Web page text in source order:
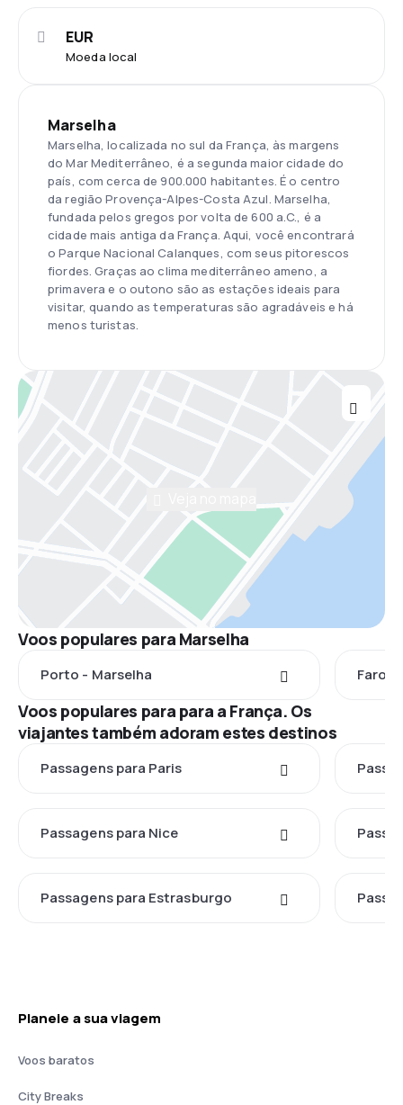
Moeda local
EUR
Marselha
Marselha, localizada no sul da França, às margens
do Mar Mediterrâneo, é a segunda maior cidade do
país, com cerca de 900.000 habitantes. É o centro
da região Provença-Alpes-Costa Azul. Marselha,
fundada pelos gregos por volta de 600 a.C., é a
cidade mais antiga da França. Aqui, você encontrará
o Parque Nacional Calanques, com seus pitorescos
fiordes. Graças ao clima mediterrâneo ameno, a
primavera e o outono são as estações ideais para
visitar, quando as temperaturas são agradáveis e há
menos turistas.
Voos populares para Marselha
Porto - Marselha Faro -
Voos populares para para a França. Os
viajantes também adoram estes destinos
Passagens para Paris
Passagens para Nice
Passagens para Estrasburgo
Planeie a sua viagem
Voos baratos
City Breaks